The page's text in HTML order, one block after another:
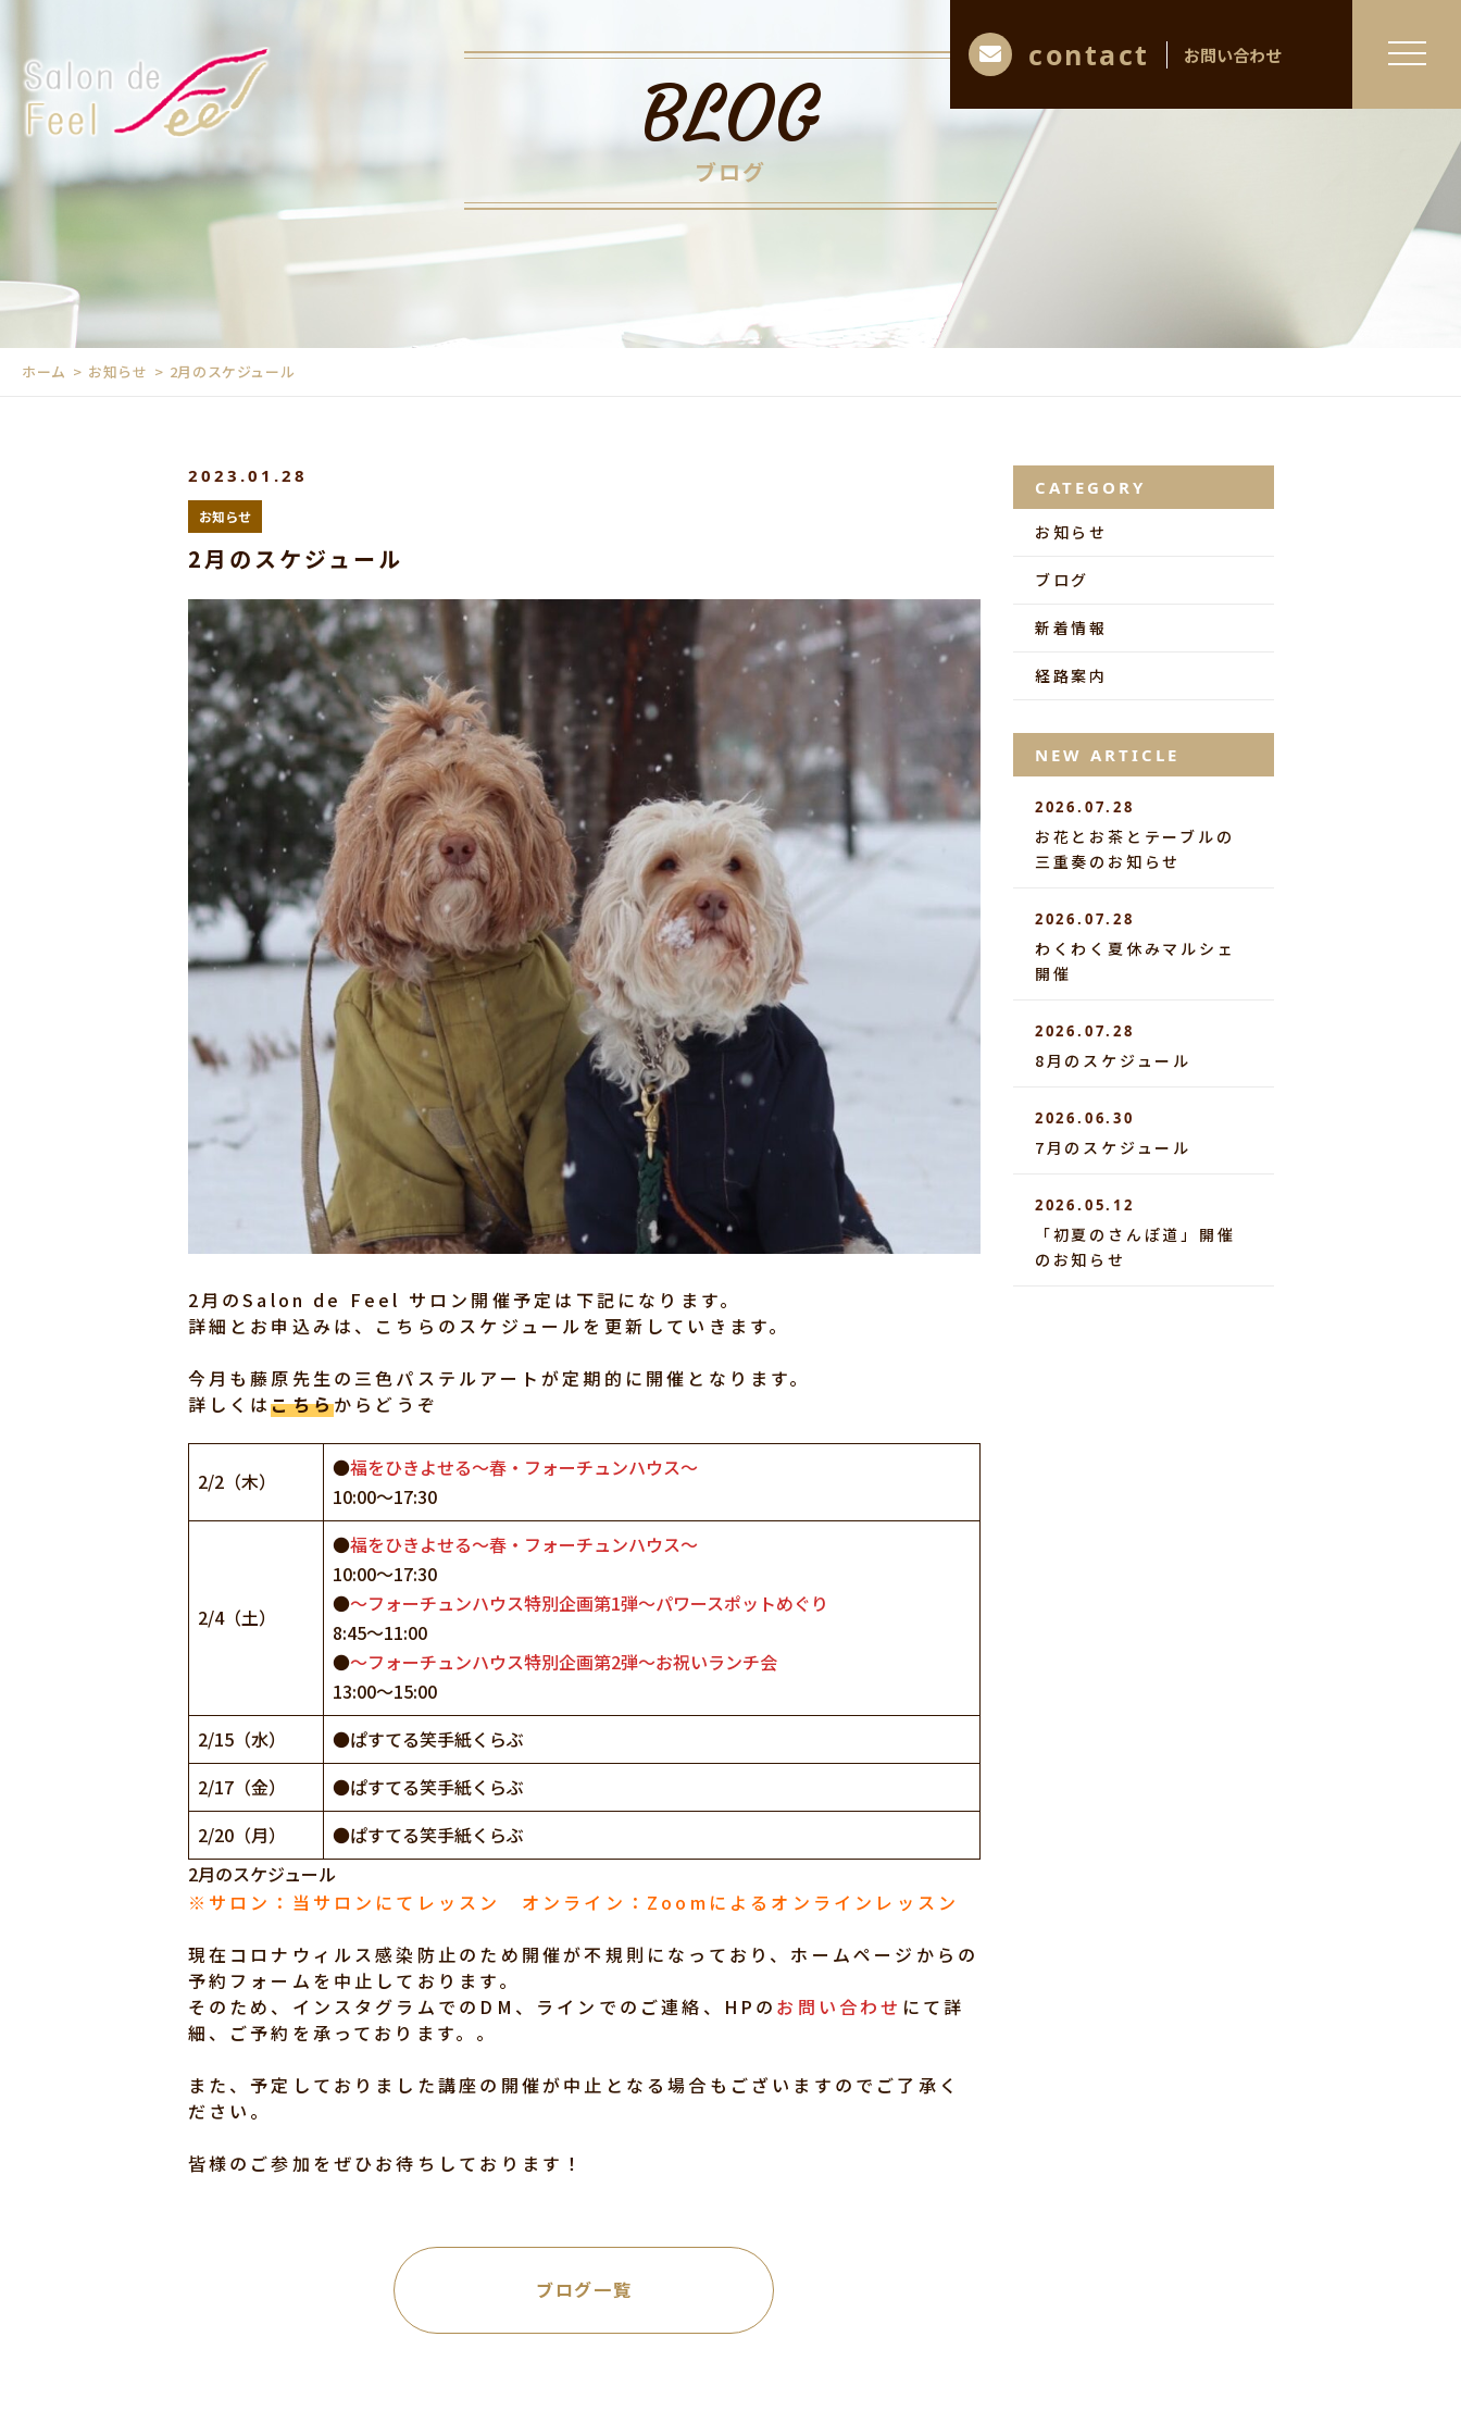
contact お問い合わせ
BLOG
ブログ
ホーム お知らせ 2月のスケジュール
2023.01.28
お知らせ
2月のスケジュール
2月のSalon de Feel サロン開催予定は下記になります。
詳細とお申込みは、こちらのスケジュールを更新していきます。
今月も藤原先生の三色パステルアートが定期的に開催となります。
詳しくはこちらからどうぞ
2/2（木）
●福をひきよせる～春・フォーチュンハウス～
10:00〜17:30
2/4（土）
●福をひきよせる～春・フォーチュンハウス～
10:00〜17:30
●〜フォーチュンハウス特別企画第1弾〜パワースポットめぐり
8:45〜11:00
●〜フォーチュンハウス特別企画第2弾〜お祝いランチ会
13:00〜15:00
2/15（水）
●ぱすてる笑手紙くらぶ
2/17（金）
●ぱすてる笑手紙くらぶ
2/20（月）
●ぱすてる笑手紙くらぶ
2月のスケジュール
※サロン：当サロンにてレッスン オンライン：Zoomによるオンラインレッスン
現在コロナウィルス感染防止のため開催が不規則になっており、ホームページからの
予約フォームを中止しております。
そのため、インスタグラムでのDM、ラインでのご連絡、HPの お問い合わせ にて詳
細、ご予約を承っております。。
また、予定しておりました講座の開催が中止となる場合もございますのでご了承く
ださい。
皆様のご参加をぜひお待ちしております！
ブログ一覧
CATEGORY
お知らせ
ブログ
新着情報
経路案内
NEW ARTICLE
2026.07.28
お花とお茶とテーブルの
三重奏のお知らせ
2026.07.28
わくわく夏休みマルシェ
開催
2026.07.28
8月のスケジュール
2026.06.30
7月のスケジュール
2026.05.12
「初夏のさんぽ道」開催
のお知らせ